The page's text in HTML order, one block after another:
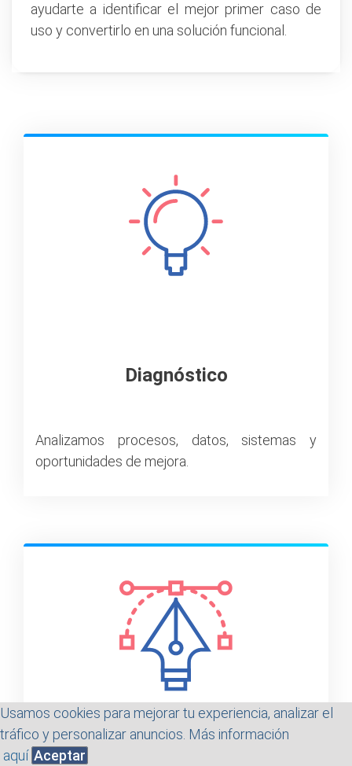
Usamos cookies para mejorar tu experiencia, analizar el
tráfico y personalizar anuncios. Más información
aquí Aceptar
ayudarte a identificar el mejor primer caso de
uso y convertirlo en una solución funcional.
Diagnóstico
Analizamos procesos, datos, sistemas y
oportunidades de mejora.